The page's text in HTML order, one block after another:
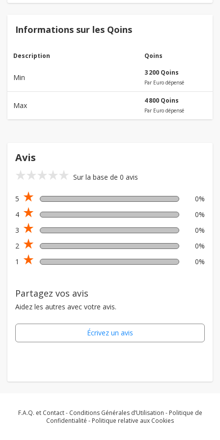
Informations sur les Qoins
Description Qoins
Min
3 200 Qoins
Par Euro dépensé
Max
4 800 Qoins
Par Euro dépensé
Avis
star_ratestar_ratestar_ratestar_ratestar_rate Sur la base de 0 avis
5 star_rate
0%
4 star_rate
0%
3 star_rate
0%
2 star_rate
0%
1
star_rate 0%
Partagez vos avis
Aidez les autres avec votre avis.
Écrivez un avis
F.A.Q. et Contact- Conditions Générales d’Utilisation - Politique de
Confidentialité - Politique relative aux Cookies